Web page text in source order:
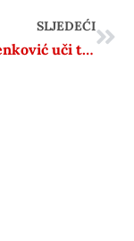
SLJEDEĆI
Andrej Plenković uči tovara gladovat’